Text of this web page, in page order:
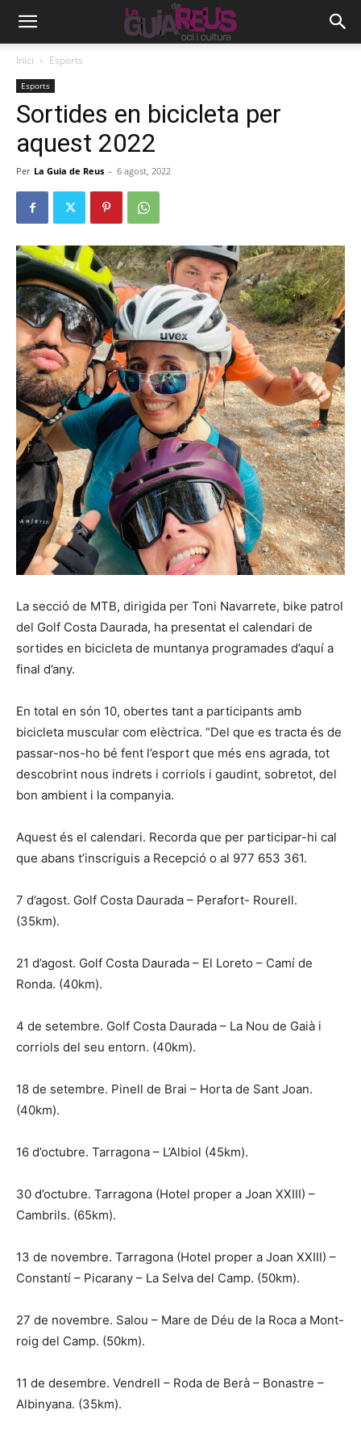
Inici Esports
Esports
Sortides en bicicleta per
aquest 2022
Per La Guia de Reus - 6 agost, 2022
La secció de MTB, dirigida per Toni Navarrete, bike patrol
del Golf Costa Daurada, ha presentat el calendari de
sortides en bicicleta de muntanya programades d’aquí a
final d’any.
En total en són 10, obertes tant a participants amb
bicicleta muscular com elèctrica. “Del que es tracta és de
passar-nos-ho bé fent l’esport que més ens agrada, tot
descobrint nous indrets i corriols i gaudint, sobretot, del
bon ambient i la companyia.
Aquest és el calendari. Recorda que per participar-hi cal
que abans t’inscriguis a Recepció o al 977 653 361.
7 d’agost. Golf Costa Daurada – Perafort- Rourell.
(35km).
21 d’agost. Golf Costa Daurada – El Loreto – Camí de
Ronda. (40km).
4 de setembre. Golf Costa Daurada – La Nou de Gaià i
corriols del seu entorn. (40km).
18 de setembre. Pinell de Brai – Horta de Sant Joan.
(40km).
16 d’octubre. Tarragona – L’Albiol (45km).
30 d’octubre. Tarragona (Hotel proper a Joan XXIII) –
Cambrils. (65km).
13 de novembre. Tarragona (Hotel proper a Joan XXIII) –
Constantí – Picarany – La Selva del Camp. (50km).
27 de novembre. Salou – Mare de Déu de la Roca a Mont-
roig del Camp. (50km).
11 de desembre. Vendrell – Roda de Berà – Bonastre –
Albinyana. (35km).